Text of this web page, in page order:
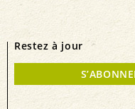
Restez à jour